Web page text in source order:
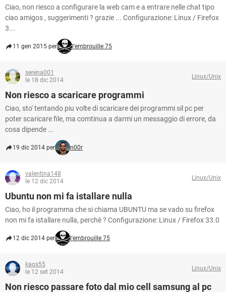
Ciao, non riesco a configurare la web cam e a entrare nelle chat tipo
ciao amigos , suggerimenti ? grazie ... Configurazione: Linux / Firefox
3...
11 gen 2015 per l'embrouille 75
serena001
le 18 dic 2014
Linux/Unix
Non riesco a scaricare programmi
Ciao, sto' tentando piu volte di scaricare dei programmi sil pc per
poter scaricare file, ma comtinua a darmi un messaggio di errore, da
cosa dipende ...
19 dic 2014 per n00r
valentina148
le 12 dic 2014
Linux/Unix
Ubuntu non mi fa istallare nulla
Ciao, ho il programma che si chiama UBUNTU ma se vado su firefox
non mi fa istallare nulla, perchè ? Configurazione: Linux / Firefox 33.0
12 dic 2014 per l'embrouille 75
kaos55
le 12 set 2014
Linux/Unix
Non riesco passare foto dal mio cell samsung al pc